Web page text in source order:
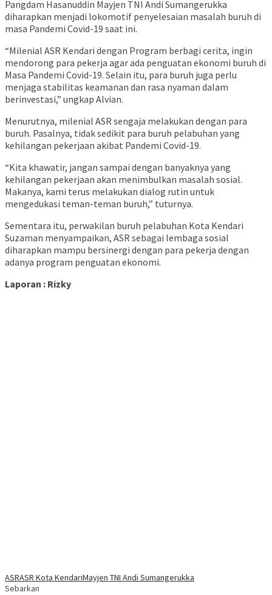
Pangdam Hasanuddin Mayjen TNI Andi Sumangerukka
diharapkan menjadi lokomotif penyelesaian masalah buruh di
masa Pandemi Covid-19 saat ini.
“Milenial ASR Kendari dengan Program berbagi cerita, ingin
mendorong para pekerja agar ada penguatan ekonomi buruh di
Masa Pandemi Covid-19. Selain itu, para buruh juga perlu
menjaga stabilitas keamanan dan rasa nyaman dalam
berinvestasi,” ungkap Alvian.
Menurutnya, milenial ASR sengaja melakukan dengan para
buruh. Pasalnya, tidak sedikit para buruh pelabuhan yang
kehilangan pekerjaan akibat Pandemi Covid-19.
“Kita khawatir, jangan sampai dengan banyaknya yang
kehilangan pekerjaan akan menimbulkan masalah sosial.
Makanya, kami terus melakukan dialog rutin untuk
mengedukasi teman-teman buruh,” tuturnya.
Sementara itu, perwakilan buruh pelabuhan Kota Kendari
Suzaman menyampaikan, ASR sebagai lembaga sosial
diharapkan mampu bersinergi dengan para pekerja dengan
adanya program penguatan ekonomi.
Laporan : Rizky
ASRASR Kota KendariMayjen TNI Andi Sumangerukka
Sebarkan